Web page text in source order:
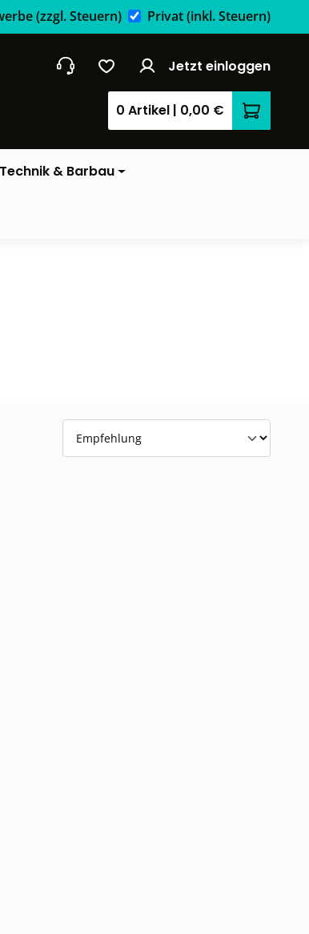
(zzgl. Steuern) Privat(inkl. Steuern)
Jetzt einloggen
0 Artikel | 0,00 €
Technik & Barbau